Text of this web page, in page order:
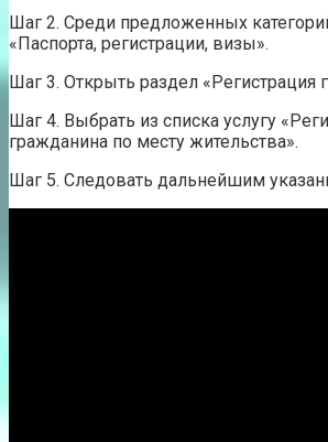
Шаг 2. Среди предложенных
«Паспорта, регистрации, визы».
Шаг 3. Открыть раздел «Регистрация
Шаг 4. Выбрать из списка услугу
гражданина по месту жительства».
Шаг 5. Следовать дальнейшим